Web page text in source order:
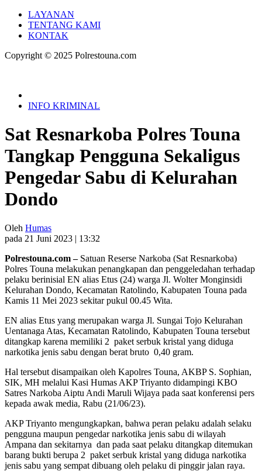
LAYANAN
TENTANG KAMI
KONTAK
Copyright © 2025 Polrestouna.com
INFO KRIMINAL
Sat Resnarkoba Polres Touna
Tangkap Pengguna Sekaligus
Pengedar Sabu di Kelurahan
Dondo
Oleh Humas
pada 21 Juni 2023 | 13:32
Polrestouna.com –Satuan Reserse Narkoba (Sat Resnarkoba)
Polres Touna melakukan penangkapan dan penggeledahan terhadap
pelaku berinisial EN alias Etus (24) warga Jl. Wolter Monginsidi
Kelurahan Dondo, Kecamatan Ratolindo, Kabupaten Touna pada
Kamis 11 Mei 2023 sekitar pukul 00.45 Wita.
EN alias Etus yang merupakan warga Jl. Sungai Tojo Kelurahan
Uentanaga Atas, Kecamatan Ratolindo, Kabupaten Touna tersebut
ditangkap karena memiliki 2 paket serbuk kristal yang diduga
narkotika jenis sabu dengan berat bruto 0,40 gram.
Hal tersebut disampaikan oleh Kapolres Touna, AKBP S. Sophian,
SIK, MH melalui Kasi Humas AKP Triyanto didampingi KBO
Satres Narkoba Aiptu Andi Maruli Wijaya pada saat konferensi pers
kepada awak media, Rabu (21/06/23).
AKP Triyanto mengungkapkan, bahwa peran pelaku adalah selaku
pengguna maupun pengedar narkotika jenis sabu di wilayah
Ampana dan sekitarnya dan pada saat pelaku ditangkap ditemukan
barang bukti berupa 2 paket serbuk kristal yang diduga narkotika
jenis sabu yang sempat dibuang oleh pelaku di pinggir jalan raya.